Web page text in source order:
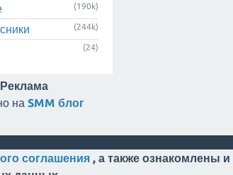
(190k)
(244k)
(24)
Реклама
на SMM блог
соглашения , а также ознакомлены и